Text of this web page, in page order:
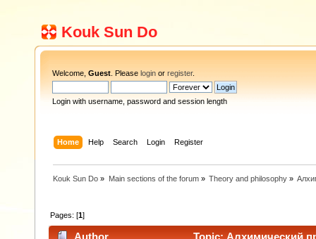
Kouk Sun Do
Welcome, Guest . Please login or register.
Login with username, password and session length
Home Help Search Login Register
Kouk Sun Do » Main sections of the forum» Theory and philosophy»
Pages: [1]